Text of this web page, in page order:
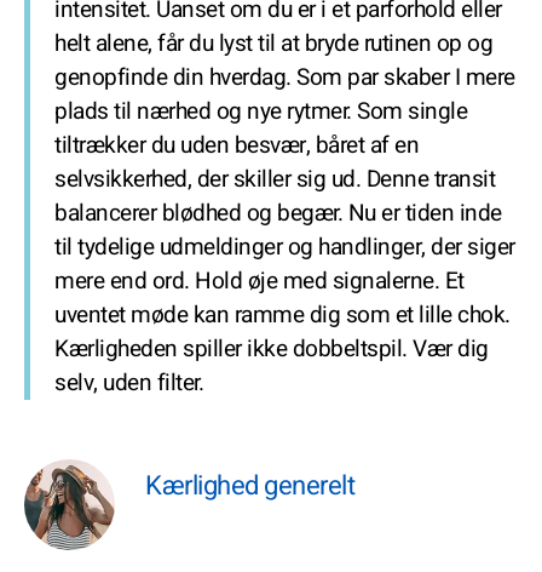
intensitet. Uanset om du er i et parforhold eller
helt alene, får du lyst til at bryde rutinen op og
genopfinde din hverdag. Som par skaber I mere
plads til nærhed og nye rytmer. Som single
tiltrækker du uden besvær, båret af en
selvsikkerhed, der skiller sig ud. Denne transit
balancerer blødhed og begær. Nu er tiden inde
til tydelige udmeldinger og handlinger, der siger
mere end ord. Hold øje med signalerne. Et
uventet møde kan ramme dig som et lille chok.
Kærligheden spiller ikke dobbeltspil. Vær dig
selv, uden filter.
Kærlighed generelt